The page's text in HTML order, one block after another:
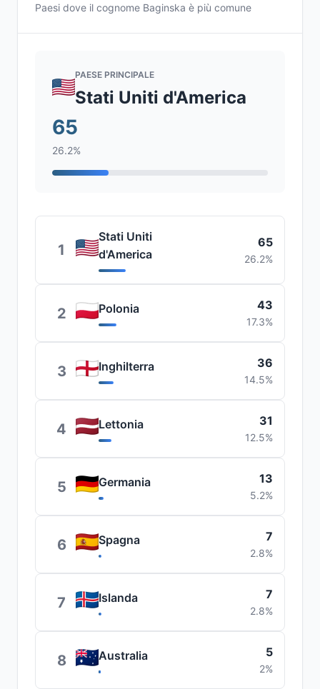
Paesi dove il cognome Baginska è più comune
PAESE PRINCIPALE
Stati Uniti d'America
65
26.2%
1
Stati Uniti
d'America
65
26.2%
2 Polonia 43
17.3%
3 Inghilterra 36
14.5%
4 Lettonia 31
12.5%
5 Germania 13
5.2%
6 Spagna 7
2.8%
7 Islanda 7
2.8%
8 Australia 5
2%